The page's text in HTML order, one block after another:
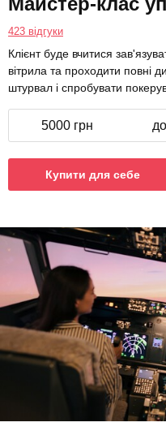
423 відгуки
Клієнт буде вчитися
вітрила та проходити повні
штурвал і спробувати
5000 грн
Купити для себе